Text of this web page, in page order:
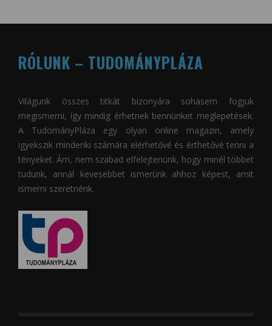
RÓLUNK – TUDOMÁNYPLÁZA
Világunk összes titkát bizonyára sohasem fogjuk
megismerni, így mindig érhetnek bennünket meglepetések.
A TudományPláza egy olyan online magazin, amely
igyekszik mindenki számára elérhetővé és érthetővé tenni a
tényeket. Ám, nem szabad elfelejtenünk, hogy minél többet
tudunk, annál kevesebbet ismerünk ahhoz képest, amit
ismerni szeretnénk.